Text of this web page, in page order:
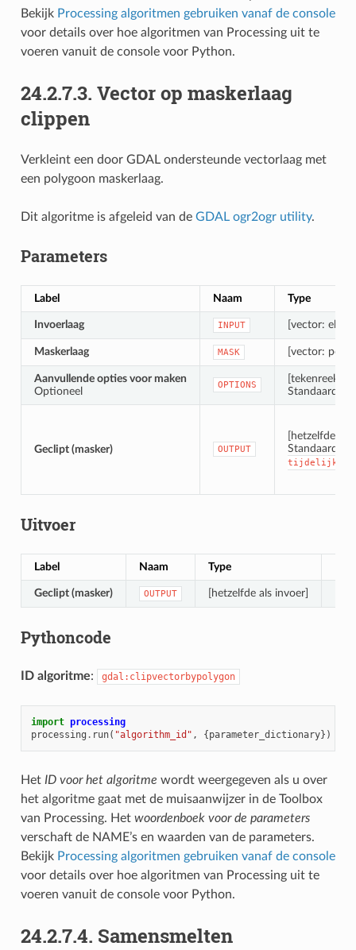
Bekijk Processing algoritmen gebruiken vanaf de console
voor details over hoe algoritmen van Processing uit te
voeren vanuit de console voor Python.
24.2.7.3. Vector op maskerlaag
clippen
Verkleint een door GDAL ondersteunde vectorlaag met
een polygoon maskerlaag.
Dit algoritme is afgeleid van de GDAL ogr2ogr utility.
Parameters
Label Naam Type
Invoerlaag INPUT [vector: elke]
Maskerlaag MASK [vector:
Aanvullende opties voor maken
Optioneel
OPTIONS
[tekenreeks]
Standaard:
Geclipt (masker) OUTPUT
[hetzelfde
Standaard:
tijdelijk
Uitvoer
Label Naam Type
Geclipt (masker) OUTPUT [hetzelfde als invoer]
Pythoncode
ID algoritme: gdal:clipvectorbypolygon
import processing
processing . run( "algorithm_id" , {parameter_dictionary})
Het ID voor het algoritme wordt weergegeven als u over
het algoritme gaat met de muisaanwijzer in de Toolbox
van Processing. Het woordenboek voor de parameters
verschaft de NAME’s en waarden van de parameters.
Bekijk Processing algoritmen gebruiken vanaf de console
voor details over hoe algoritmen van Processing uit te
voeren vanuit de console voor Python.
24.2.7.4. Samensmelten